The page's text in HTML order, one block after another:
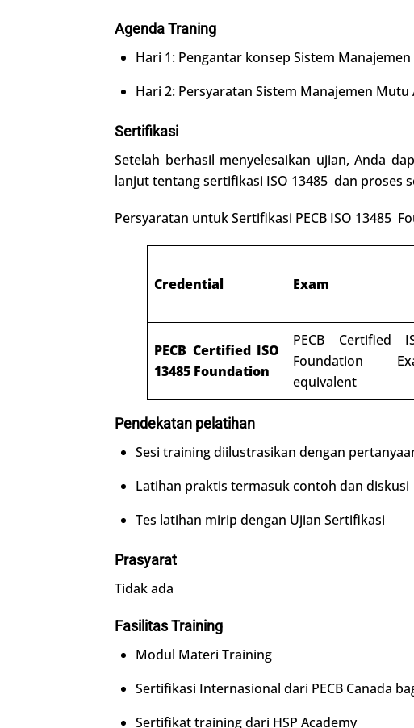
AgendaTraning
Hari 1: Pengantar konsep Sistem
Hari 2: Persyaratan Sistem Manajemen
Sertifikasi
Setelah berhasil menyelesaikan ujian, Anda
lanjut tentang sertifikasi ISO 13485 dan proses
Persyaratan untuk Sertifikasi PECB ISO 13485
Credential Exam
PECB Certified ISO
13485 Foundation
PECB Certified
Foundation
equivalent
Pendekatan pelatihan
Sesi training diilustrasikan dengan
Latihan praktis termasuk contoh dan diskusi
Tes latihan mirip dengan Ujian Sertifikasi
Prasyarat
Tidak ada
Fasilitas Training
Modul Materi Training
Sertifikasi Internasional dari PECB Canada
Sertifikat training dari HSP Academy